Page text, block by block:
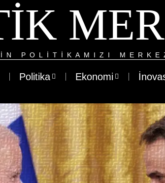
POLITIKAMIZI
Politika Ekonomi